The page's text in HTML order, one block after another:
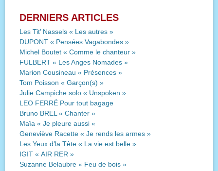
DERNIERS ARTICLES
Les Tit’ Nassels « Les autres »
DUPONT « Pensées Vagabondes »
Michel Boutet « Comme le chanteur »
FULBERT « Les Anges Nomades »
Marion Cousineau « Présences »
Tom Poisson « Garçon(s) »
Julie Campiche solo « Unspoken »
LEO FERRÉ Pour tout bagage
Bruno BREL « Chanter »
Maïa « Je pleure aussi «
Geneviève Racette « Je rends les armes »
Les Yeux d’la Tête « La vie est belle »
IGIT « AIR RER »
Suzanne Belaubre « Feu de bois »